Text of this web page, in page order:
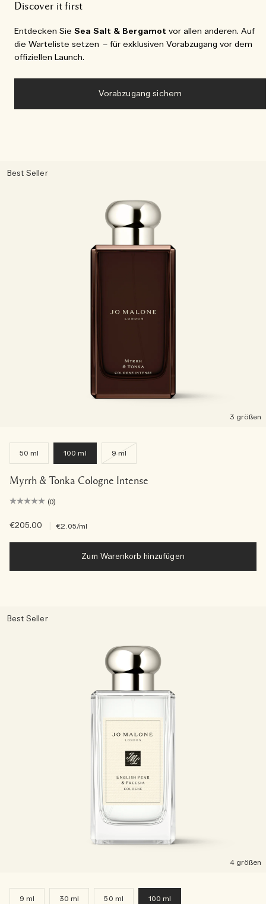
Discover it first
Entdecken Sie Sea Salt & Bergamot vor allen anderen. Auf
die Warteliste setzen – für exklusiven Vorabzugang vor dem
offiziellen Launch.
Vorabzugang sichern
Best Seller
3 größen
50 ml 100 ml 9 ml
Myrrh & Tonka Cologne Intense
(0)
€205.00 €2.05/ml
Zum Warenkorb hinzufügen
Best Seller
4 größen
9 ml 30 ml 50 ml 100 ml